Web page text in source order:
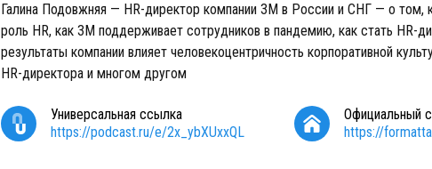
Галина Подовжняя — HR-директор компании 3М в России и СНГ — о том,
роль HR, как 3М поддерживает сотрудников в пандемию, как стать HR-
результаты компании влияет человекоцентричность корпоративной
HR-директора и многом другом
Универсальная ссылка
https://podcast.ru/e/2x_ybXUxxQL
Официальный
https://